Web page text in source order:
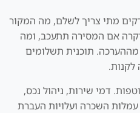
מתי צריך לשלם, מה המקור
אם המסירה תתעכב, ומה
תוכנית תשלומים
לקנות.
דמי שירות, ניהול נכס,
עמלות השכרה ועלויות העברת